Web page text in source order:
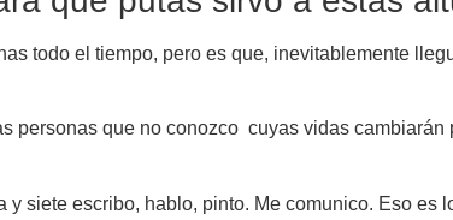
todo el tiempo, pero es que, inevitablemente
personas que no conozco cuyas vidas cambiarán
y siete escribo, hablo, pinto. Me comunico. Eso es